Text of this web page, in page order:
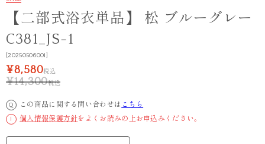
【二部式浴衣単品】 松 ブルーグレー
C381_JS-1
[20250506001]
¥8,580税込
¥14,300税込
Q この商品に関する問い合わせは こちら
! 個人情報保護方針をよくお読みの上お申込みください。